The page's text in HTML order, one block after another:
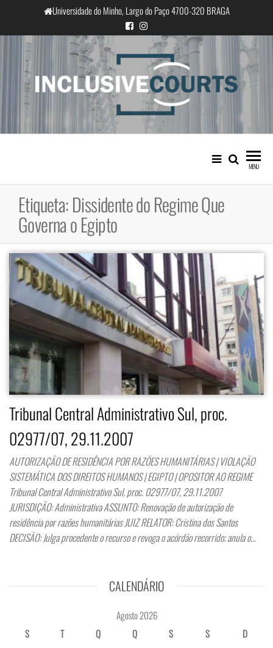
o
conteúdo
Universidade do Minho, Largo do Paço 4700-320 BRAGA
InclusiveCourts
Igualdade e diferença cultural na
prática judicial portuguesa
MENU
Etiqueta:Dissidente do Regime Que
Governa o Egipto
Tribunal Central Administrativo Sul, proc.
02977/07, 29.11.2007
AUTORIZAÇÃO DE RESIDÊNCIA POR RAZÕES HUMANITÁRIAS | VIOLAÇÃO
SISTEMÁTICA DOS DIREITOS HUMANOS | EGIPTO | OPOSITOR AO REGIME
Tribunal Central Administrativo Sul, proc. 02977/07, 29.11.2007
JURISDIÇÃO: Administrativa ASSUNTO: Renovação de autorização de
residência por razões humanitárias JUIZ RELATOR: Cristina dos Santos
DECISÃO: Julga procedente o recurso e revoga o acórdão recorrido; anula o…
CALENDÁRIO
Agosto 2026
S
T Q Q S S
D